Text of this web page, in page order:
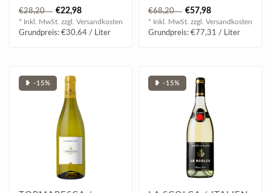
Kamille, frische Blumen,
weic..
€28,20 €22,98
* Inkl. MwSt. zzgl. Versandkosten
Grundpreis: €30,64 / Liter
anhaltend & ausgeglichen,
Honig & Wiese..
€68,20 €57,98
* Inkl. MwSt. zzgl. Versandkosten
Grundpreis: €77,31 / Liter
❥ -15% ❥ -15%